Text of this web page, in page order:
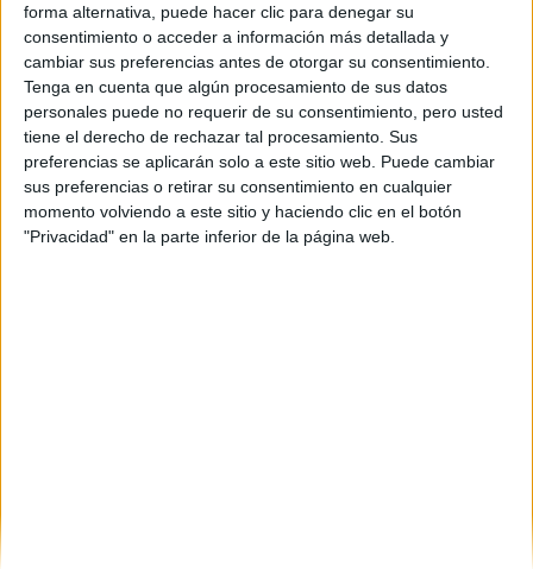
forma alternativa, puede hacer clic para denegar su
consentimiento o acceder a información más detallada y
cambiar sus preferencias antes de otorgar su consentimiento.
Tenga en cuenta que algún procesamiento de sus datos
personales puede no requerir de su consentimiento, pero usted
tiene el derecho de rechazar tal procesamiento. Sus
preferencias se aplicarán solo a este sitio web. Puede cambiar
sus preferencias o retirar su consentimiento en cualquier
momento volviendo a este sitio y haciendo clic en el botón
"Privacidad" en la parte inferior de la página web.
Contactar
Passeig de Gràcia, 66 - 71
08007 Barcelona
Barcelona
Tel:932 158 866
Mapa